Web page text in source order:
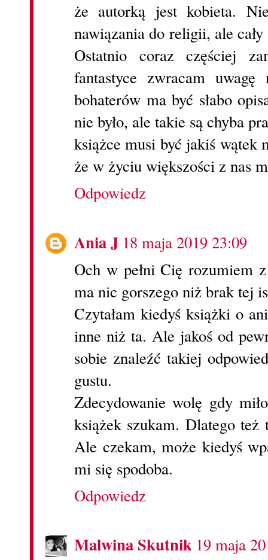
że autorką jest kobieta.
nawiązania do religii, ale
Ostatnio coraz częściej
fantastyce zwracam
bohaterów ma być słabo
nie było, ale takie są chyba
książce musi być jakiś wątek
że w życiu większości z nas
Odpowiedz
Ania J 18 maja 2019 23:09
Och w pełni Cię rozumiem
ma nic gorszego niż brak tej
Czytałam kiedyś książki o
inne niż ta. Ale jakoś od
sobie znaleźć takiej
gustu.
Zdecydowanie wolę gdy
książek szukam. Dlatego
Ale czekam, może kiedyś
mi się spodoba.
Odpowiedz
Malwina Skutnik 19 maja